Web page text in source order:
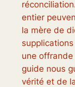
entier
la mère de
une offrande
guide nous
vérité et de